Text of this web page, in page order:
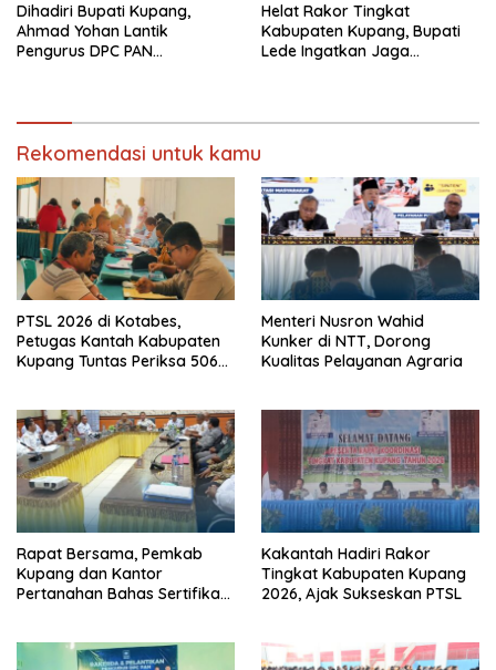
Dihadiri Bupati Kupang,
Ahmad Yohan Lantik
Pengurus DPC PAN
Helat Rakor Tingkat
Kabupaten Kupang, Bupati
Lede Ingatkan Jaga
Rekomendasi untuk kamu
PTSL 2026 di Kotabes,
Petugas Kantah Kabupaten
Kupang Tuntas Periksa 506
Menteri Nusron Wahid
Kunker di NTT, Dorong
Kualitas Pelayanan Agraria
Rapat Bersama, Pemkab
Kupang dan Kantor
Pertanahan Bahas Sertifikasi
Kakantah Hadiri Rakor
Tingkat Kabupaten Kupang
2026, Ajak Sukseskan PTSL